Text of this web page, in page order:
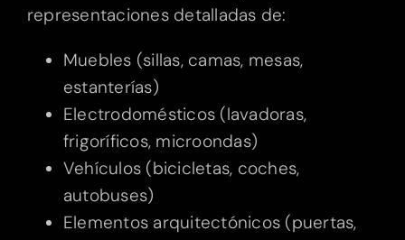
representaciones detalladas de:
Muebles (sillas, camas, mesas,
estanterías)
Electrodomésticos (lavadoras,
frigoríficos, microondas)
Vehículos (bicicletas, coches,
autobuses)
Elementos arquitectónicos (puertas,